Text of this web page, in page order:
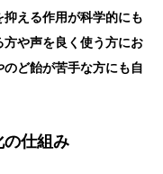
える作用が科学的にも
や声を良く使う方にお
ど飴が苦手な方にも自
の仕組み